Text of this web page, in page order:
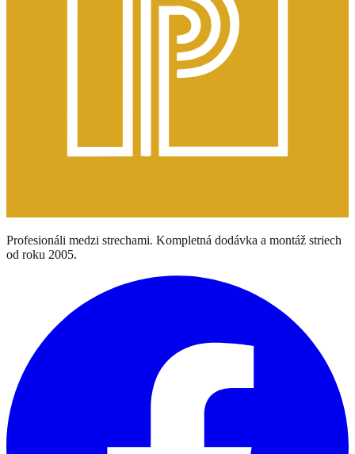
Profesionáli medzi strechami. Kompletná dodávka a montáž striech
od roku 2005.